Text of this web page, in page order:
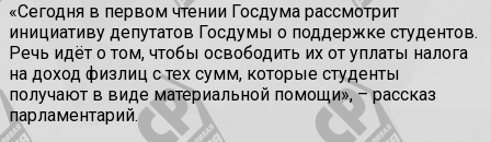
«Сегодня в первом чтении Госдума рассмотрит
инициативу депутатов Госдумы о поддержке студентов.
Речь идёт о том, чтобы освободить их от уплаты налога
на доход физлиц с тех сумм, которые студенты
получают в виде материальной помощи», – рассказ
парламентарий.